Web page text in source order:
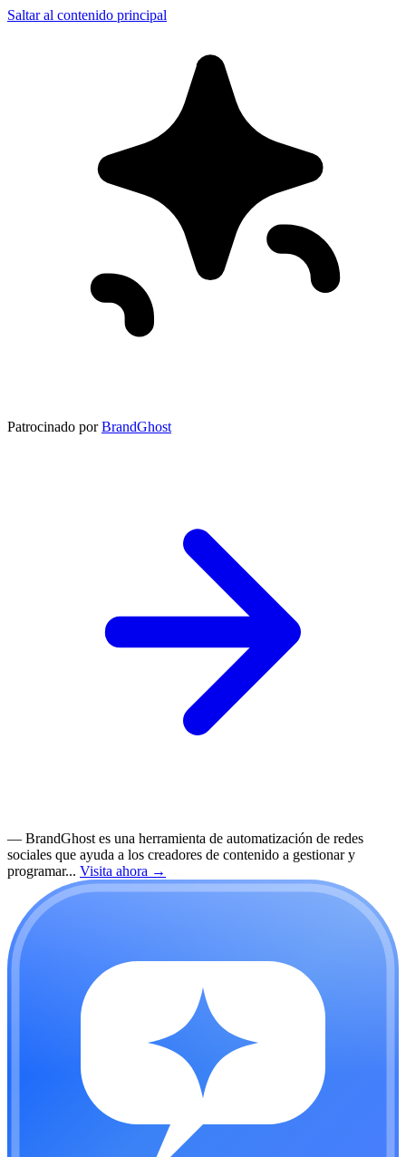
Saltar al contenido principal
Patrocinado por BrandGhost
— BrandGhost es una herramienta de automatización de redes
sociales que ayuda a los creadores de contenido a gestionar y
programar... Visita ahora →